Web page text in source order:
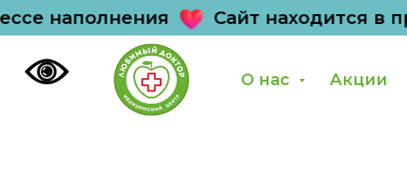
наполнения Сайт находится в
О нас Акции